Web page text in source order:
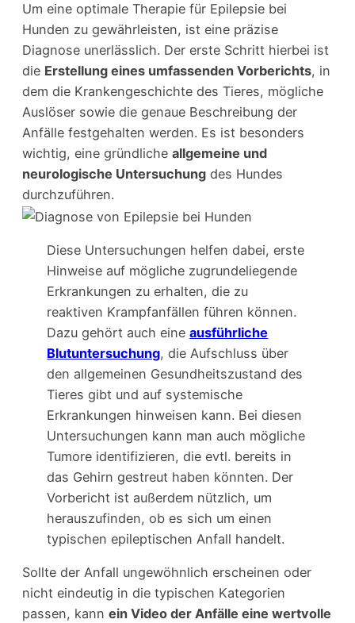
Um eine optimale Therapie für Epilepsie bei
Hunden zu gewährleisten, ist eine präzise
Diagnose unerlässlich. Der erste Schritt hierbei ist
die Erstellung eines umfassenden Vorberichts, in
dem die Krankengeschichte des Tieres, mögliche
Auslöser sowie die genaue Beschreibung der
Anfälle festgehalten werden. Es ist besonders
wichtig, eine gründliche allgemeine und
neurologische Untersuchung des Hundes
durchzuführen.
Diese Untersuchungen helfen dabei, erste
Hinweise auf mögliche zugrundeliegende
Erkrankungen zu erhalten, die zu
reaktiven Krampfanfällen führen können.
Dazu gehört auch eineausführliche
Blutuntersuchung, die Aufschluss über
den allgemeinen Gesundheitszustand des
Tieres gibt und auf systemische
Erkrankungen hinweisen kann. Bei diesen
Untersuchungen kann man auch mögliche
Tumore identifizieren, die evtl. bereits in
das Gehirn gestreut haben könnten. Der
Vorbericht ist außerdem nützlich, um
herauszufinden, ob es sich um einen
typischen epileptischen Anfall handelt.
Sollte der Anfall ungewöhnlich erscheinen oder
nicht eindeutig in die typischen Kategorien
passen, kann ein Video der Anfälle eine wertvolle